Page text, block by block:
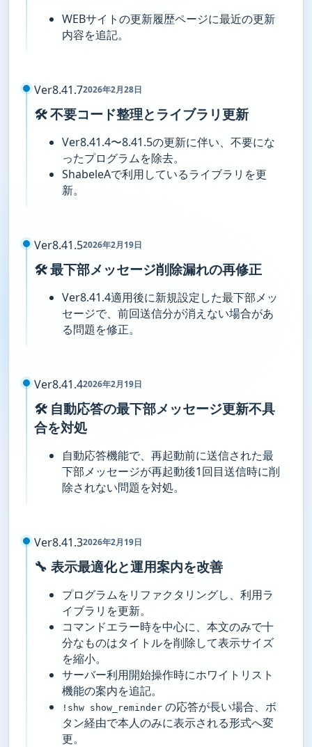
WEBサイトの更新履歴ページに最近の更新
内容を追記。
Ver8.41.72026年2月28日
🛠️ 不要コード整理とライブラリ更新
Ver8.41.4〜8.41.5の更新に伴い、不要にな
ったプログラムを除去。
ShabeleAで利用しているライブラリを更
新。
Ver8.41.52026年2月19日
🛠️ 最下部メッセージ削除漏れの再修正
Ver8.41.4適用後に新規設定した最下部メッ
セージで、前回送信分が消えない場合があ
る問題を修正。
Ver8.41.42026年2月19日
🛠️ 自動応答の最下部メッセージ更新不具
合を対処
自動応答機能で、再起動前に送信された最
下部メッセージが再起動後1回目送信時に削
除されない問題を対処。
Ver8.41.32026年2月19日
🔧 表示最適化と運用案内を改善
プログラムをリファクタリングし、利用ラ
イブラリを更新。
コマンドエラー時を中心に、本文のみで十
分なものはタイトルを削除して表示サイズ
を縮小。
サーバー利用開始操作時にホワイトリスト
機能の案内を追記。
!shw show_reminder の応答が長い場合、ボ
タン経由で本人のみに表示される形式へ変
更。